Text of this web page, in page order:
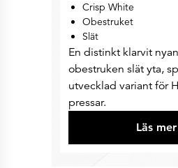
Crisp White
Obestruket
Slät
En distinkt klarvit
obestruken slät yta,
utvecklad variant för
pressar.
Läs mer